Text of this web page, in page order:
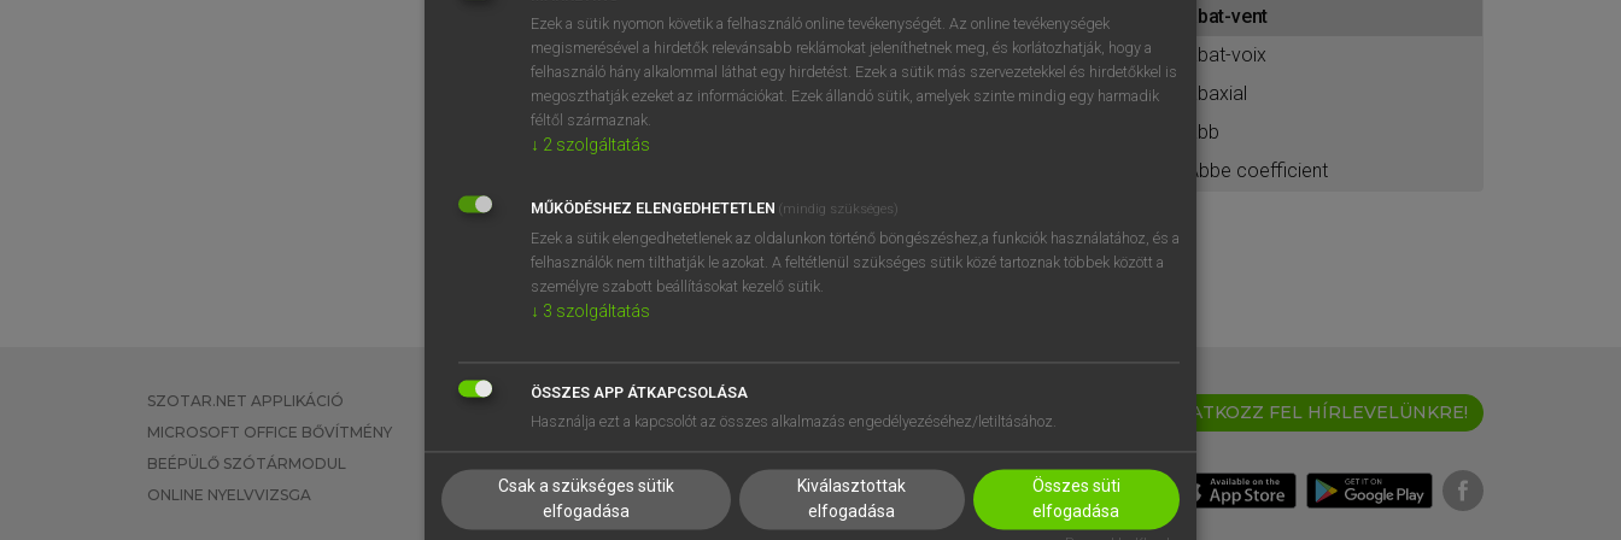
BELÉPÉS
próbaverziójának elindításához
regisztrálok ésbelépek.
REGISZTRÁCIÓ
abat-vent
abat-voix
abaxial
abb
Abbe coefficient
SZOTAR.NET APPLIKÁCIÓ
MICROSOFT OFFICE BŐVÍTMÉNY
BEÉPÜLŐ SZÓTÁRMODUL
ONLINE NYELVVIZSGA
EGYÉNI FELHASZNÁLÓKNAK
TANULÓKNAK
VÁLLALATI MEGOLDÁSOK
SÚGÓ
RÓLUNK
SÜTI BEÁLLÍTÁSOK
IRATKOZZ FEL HÍRLEVELÜNKRE!
Ezek a sütik nyomon követik a felhasználó online tevékenységét. Az online tevékenységek
megismerésével a hirdetők relevánsabb reklámokat jeleníthetnek meg, és korlátozhatják, hogy a
felhasználó hány alkalommal láthat egy hirdetést. Ezek a sütik más szervezetekkel és hirdetőkkel is
megoszthatják ezeket az információkat. Ezek állandó sütik, amelyek szinte mindig egy harmadik
féltől származnak.
↓ 2 szolgáltatás
MŰKÖDÉSHEZ ELENGEDHETETLEN (mindig szükséges)
Ezek a sütik elengedhetetlenek az oldalunkon történő böngészéshez,a funkciók használatához, és a
felhasználók nem tilthatják le azokat. A feltétlenül szükséges sütik közé tartoznak többek között a
személyre szabott beállításokat kezelő sütik.
↓ 3 szolgáltatás
ÖSSZES APP ÁTKAPCSOLÁSA
Használja ezt a kapcsolót az összes alkalmazás engedélyezéséhez/letiltásához.
Csak a szükséges sütik
elfogadása
Kiválasztottak
elfogadása
Összes süti
elfogadása